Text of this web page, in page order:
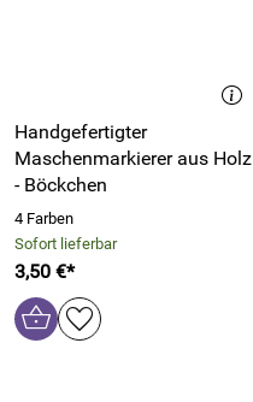
Handgefertigter
Maschenmarkierer aus Holz
- Böckchen
4 Farben
Sofort lieferbar
3,50 €*